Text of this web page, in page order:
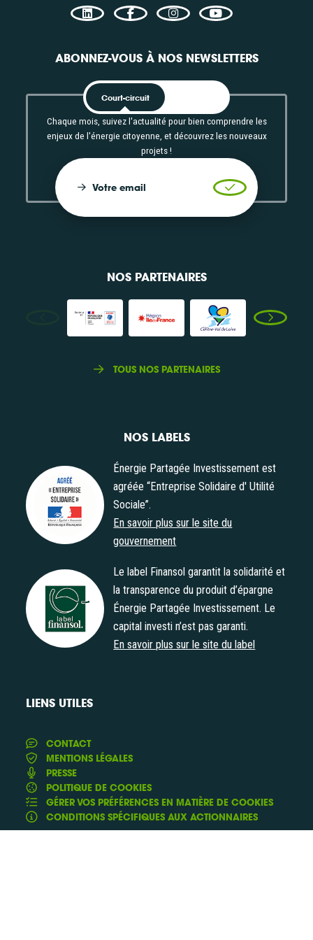
ABONNEZ-VOUS À NOS NEWSLETTERS
Court-circuit
Chaque mois, suivez l'actualité pour bien comprendre les
enjeux de l'énergie citoyenne, et découvrez les nouveaux
projets !
Votre email Valider
NOS PARTENAIRES
TOUS NOS PARTENAIRES
NOS LABELS
Agrément "Entreprise Solidaire d' Utilité Sociale"
Énergie Partagée Investissement est
agréée “Entreprise Solidaire d' Utilité
Sociale”.
En savoir plus sur le site du
gouvernement
Label Finansol
Le label Finansol garantit la solidarité et
la transparence du produit d’épargne
Énergie Partagée Investissement. Le
capital investi n’est pas garanti.
En savoir plus sur le site du label
LIENS UTILES
CONTACT
MENTIONS LÉGALES
PRESSE
POLITIQUE DE COOKIES
GÉRER VOS PRÉFÉRENCES EN MATIÈRE DE COOKIES
CONDITIONS SPÉCIFIQUES AUX ACTIONNAIRES